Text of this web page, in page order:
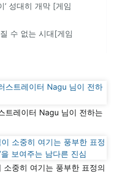
’ 성대히 개막 [게임
수 없는 시대[게임
트레이터 Nagu 님이 전하는
중히 여기는 풍부한 표정의